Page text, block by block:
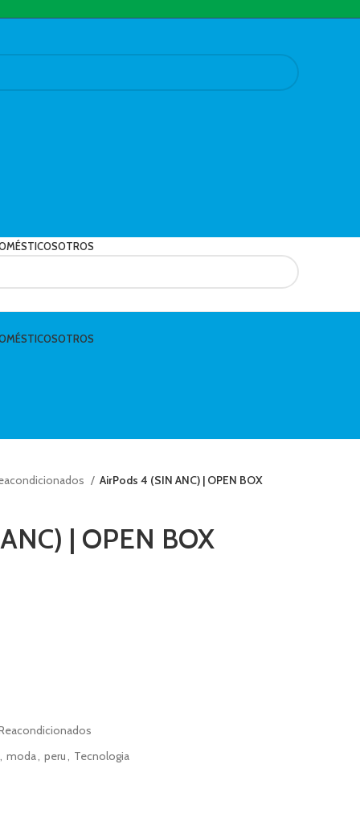
OTROS
OTROS
AirPods 4 (SIN ANC) | OPEN BOX
| OPEN BOX
, moda, peru, Tecnologia